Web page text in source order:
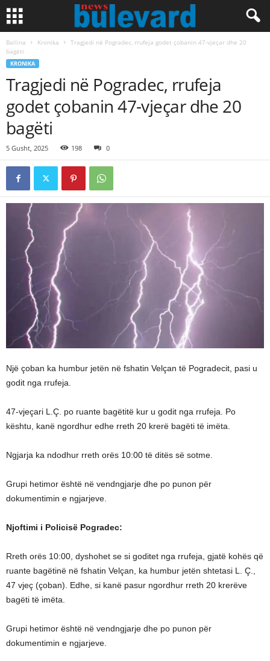
Ballina Kronika
Tragjedi në Pogradec, rrufeja godet çobanin 47-vjeçar dhe 20
bagëti
KRONIKA
Tragjedi në Pogradec, rrufeja
godet çobanin 47-vjeçar dhe 20
bagëti
5 Gusht, 2025 198 0
Një çoban ka humbur jetën në fshatin Velçan të Pogradecit, pasi u
godit nga rrufeja.
47-vjeçari L.Ç. po ruante bagëtitë kur u godit nga rrufeja. Po
kështu, kanë ngordhur edhe rreth 20 krerë bagëti të imëta.
Ngjarja ka ndodhur rreth orës 10:00 të ditës së sotme.
Grupi hetimor është në vendngjarje dhe po punon për
dokumentimin e ngjarjeve.
Njoftimi i Policisë Pogradec:
Rreth orës 10:00, dyshohet se si goditet nga rrufeja, gjatë kohës që
ruante bagëtinë në fshatin Velçan, ka humbur jetën shtetasi L. Ç.,
47 vjeç (çoban). Edhe, si kanë pasur ngordhur rreth 20 krerëve
bagëti të imëta.
Grupi hetimor është në vendngjarje dhe po punon për
dokumentimin e ngjarjeve.